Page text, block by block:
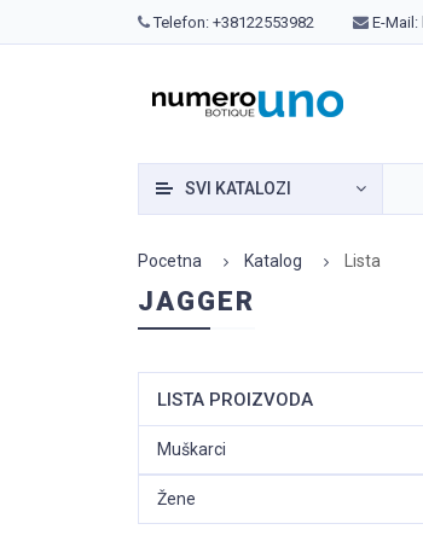
Telefon: +38122553982 E-Mail:
SVI KATALOZI
Pocetna Katalog Lista
JAGGER
LISTA PROIZVODA
Muškarci
Žene